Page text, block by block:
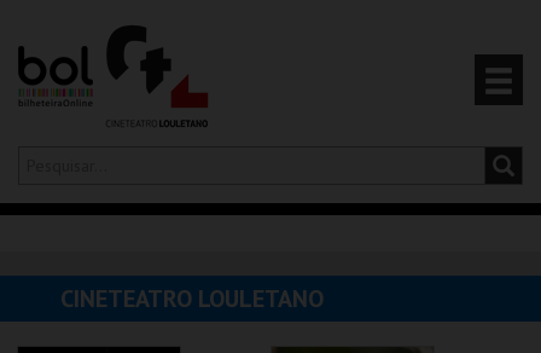
Olá,iniciar sessão
CARRINHO
EVENTOS
CINETEATRO LOULETANO